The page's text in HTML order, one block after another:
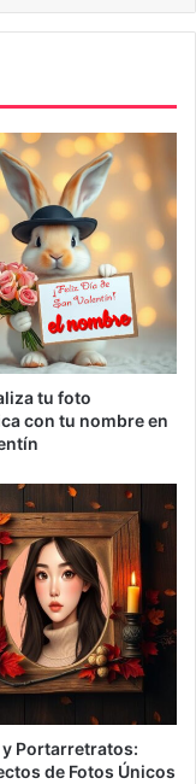
tu foto
con tu nombre en
Portarretratos:
de Fotos Únicos